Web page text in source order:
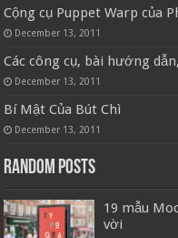
Cộng cụ Puppet Warp của
December 13, 2011
Các công cụ, bài hướng
December 13, 2011
Bí Mật Của Bút Chì
December 13, 2011
Random Posts
19 mẫu
vời